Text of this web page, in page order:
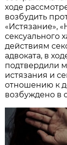
ходе
возбудить
«Истязание»,
сексуального
действиям
адвоката, в
подтвердили
истязания и
отношению к
возбуждено в